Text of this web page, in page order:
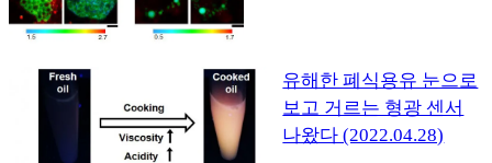
유해한 폐식용유 눈으로
보고 거르는 형광 센서
나왔다 (2022.04.28)